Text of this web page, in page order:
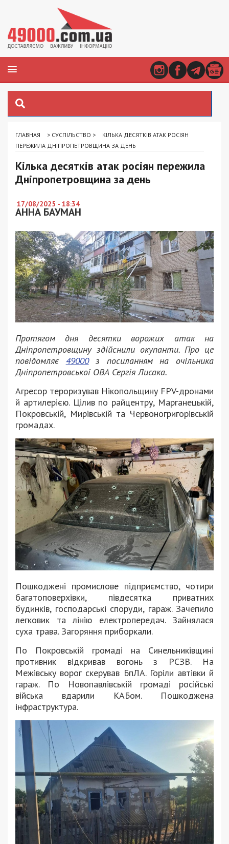
ГЛАВНАЯ > СУСПІЛЬСТВО >
КІЛЬКА ДЕСЯТКІВ АТАК РОСІЯН
ПЕРЕЖИЛА ДНІПРОПЕТРОВЩИНА ЗА ДЕНЬ
Кілька десятків атак росіян пережила
Дніпропетровщина за день
17/08/2025 - 18:34
АННА БАУМАН
Протягом дня десятки ворожих атак на
Дніпропетровщину здійснили окупанти. Про це
повідомляє 49000з посиланням на очільника
Дніпропетровської ОВА Сергія Лисака.
Агресор тероризував Нікопольщину FPV-дронами
й артилерією. Цілив по райцентру, Марганецькій,
Покровській, Мирівській та Червоногригорівській
громадах.
Пошкоджені промислове підприємство, чотири
багатоповерхівки, півдесятка приватних
будинків, господарські споруди, гараж. Зачепило
легковик та лінію електропередач. Зайнялася
суха трава. Загоряння приборкали.
По Покровській громаді на Синельниківщині
противник відкривав вогонь з РСЗВ. На
Межівську ворог скерував БпЛА. Горіли автівки й
гараж. По Новопавлівській громаді російські
війська вдарили КАБом. Пошкоджена
інфраструктура.